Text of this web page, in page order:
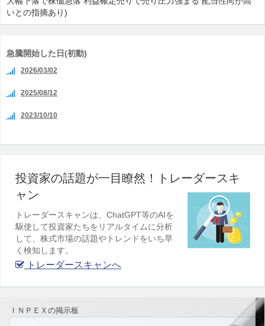
いとの指摘あり)
急騰開始した日(初動)
2026/03/02
2025/08/12
2023/10/10
投資家の話題が一目瞭然！トレーダースキ
ャン
トレーダースキャンは、ChatGPT等のAIを
駆使して投資家たちをリアルタイムに分析
して、株式市場の話題やトレンドをいち早
く検知します。
トレーダースキャンへ
ＩＮＰＥＸの掲示板